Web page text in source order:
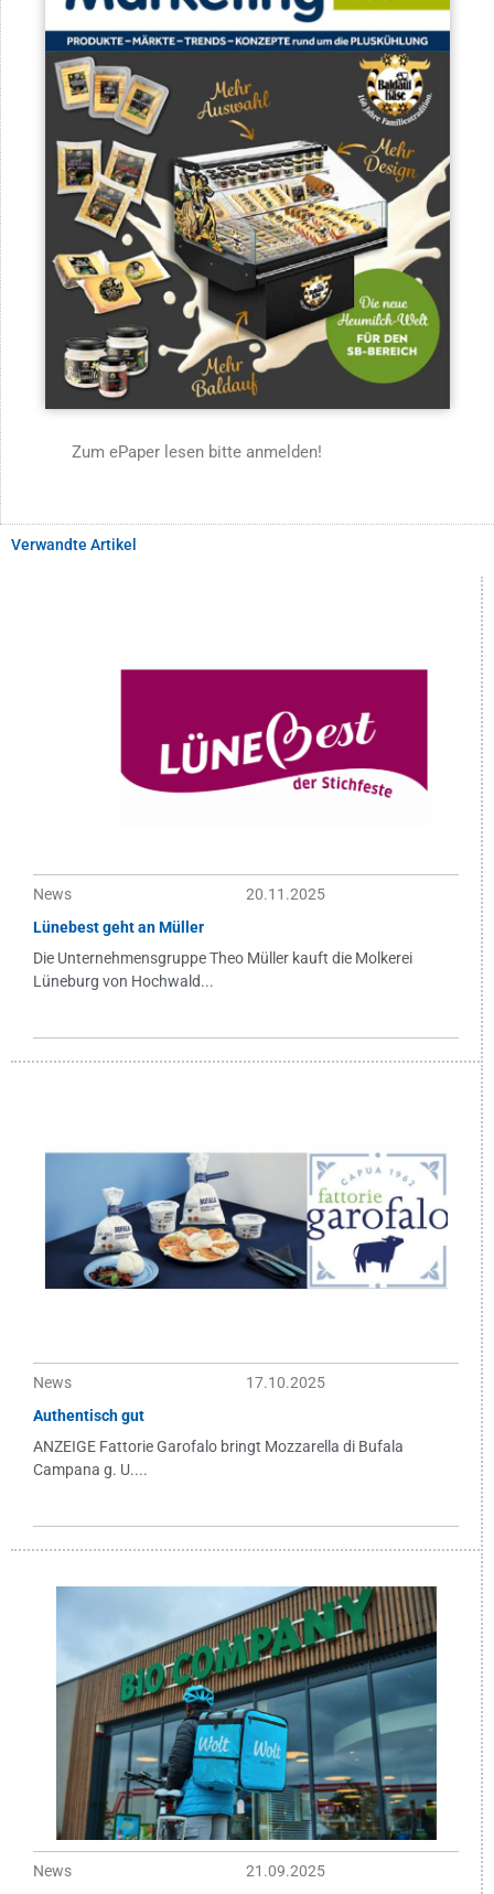
Zum ePaper lesen bitte anmelden!
Verwandte Artikel
News
20.11.2025
Lünebest geht an Müller
Die Unternehmensgruppe Theo Müller kauft die Molkerei
Lüneburg von Hochwald...
News
17.10.2025
Authentisch gut
ANZEIGE Fattorie Garofalo bringt Mozzarella di Bufala
Campana g. U....
News
21.09.2025